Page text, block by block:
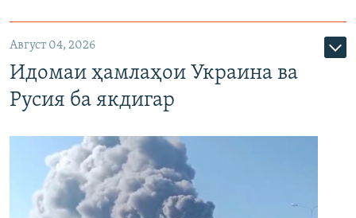
Август 04, 2026
Идомаи ҳамлаҳои Украина ва
Русия ба якдигар